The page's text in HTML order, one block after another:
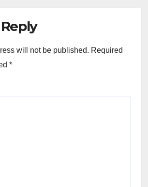
will not be published. Required
*